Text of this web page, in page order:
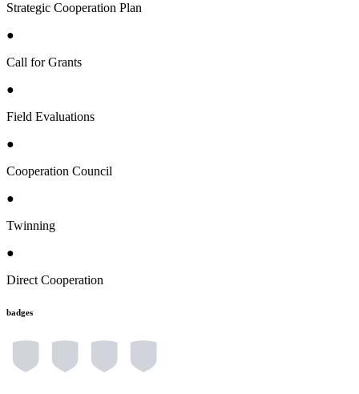
Strategic Cooperation Plan
●
Call for Grants
●
Field Evaluations
●
Cooperation Council
●
Twinning
●
Direct Cooperation
badges